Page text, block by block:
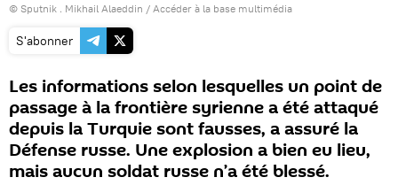
© Sputnik . Mikhail Alaeddin / Accéder à la base multimédia
S'abonner
Les informations selon lesquelles un point de
passage à la frontière syrienne a été attaqué
depuis la Turquie sont fausses, a assuré la
Défense russe. Une explosion a bien eu lieu,
mais aucun soldat russe n’a été blessé.